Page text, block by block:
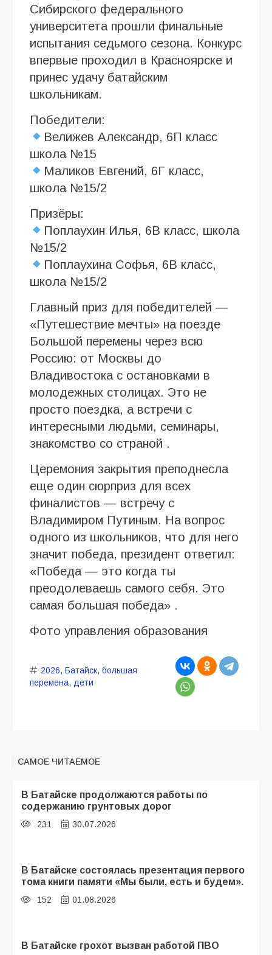
Сибирского федерального
университета прошли финальные
испытания седьмого сезона. Конкурс
впервые проходил в Красноярске и
принес удачу батайским
школьникам.
Победители:
Велижев Александр, 6П класс
школа №15
Маликов Евгений, 6Г класс,
школа №15/2
Призёры:
Поплаухин Илья, 6В класс, школа
№15/2
Поплаухина Софья, 6В класс,
школа №15/2
Главный приз для победителей —
«Путешествие мечты» на поезде
Большой перемены через всю
Россию: от Москвы до
Владивостока с остановками в
молодежных столицах. Это не
просто поездка, а встречи с
интересными людьми, семинары,
знакомство со страной .
Церемония закрытия преподнесла
еще один сюрприз для всех
финалистов — встречу с
Владимиром Путиным. На вопрос
одного из школьников, что для него
значит победа, президент ответил:
«Победа — это когда ты
преодолеваешь самого себя. Это
самая большая победа» .
Фото управления образования
2026, Батайск, большая
перемена, дети
САМОЕ ЧИТАЕМОЕ
В Батайске продолжаются работы по
содержанию грунтовых дорог
231 30.07.2026
В Батайске состоялась презентация первого
тома книги памяти «Мы были, есть и будем».
152 01.08.2026
В Батайске грохот вызван работой ПВО